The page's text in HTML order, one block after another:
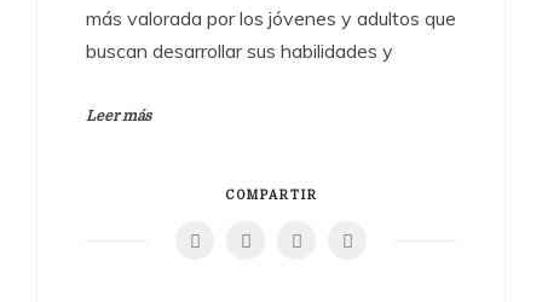
más valorada por los jóvenes y adultos que
buscan desarrollar sus habilidades y
Leer más
COMPARTIR